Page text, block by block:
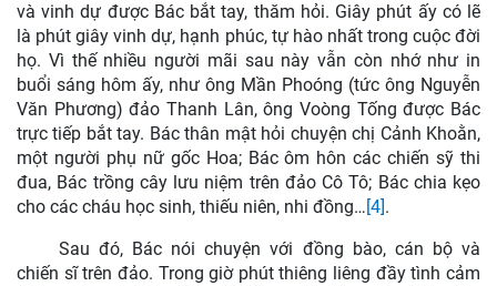
và vinh dự được Bác bắt tay, thăm hỏi. Giây phút ấy có lẽ
là phút giây vinh dự, hạnh phúc, tự hào nhất trong cuộc đời
họ. Vì thế nhiều người mãi sau này vẫn còn nhớ như in
buổi sáng hôm ấy, như ông Mần Phoóng (tức ông Nguyễn
Văn Phương) đảo Thanh Lân, ông Voòng Tống được Bác
trực tiếp bắt tay. Bác thân mật hỏi chuyện chị Cảnh Khoằn,
một người phụ nữ gốc Hoa; Bác ôm hôn các chiến sỹ thi
đua, Bác trồng cây lưu niệm trên đảo Cô Tô; Bác chia kẹo
cho các cháu học sinh, thiếu niên, nhi đồng… [4].
Sau đó, Bác nói chuyện với đồng bào, cán bộ và
chiến sĩ trên đảo. Trong giờ phút thiêng liêng đầy tình cảm